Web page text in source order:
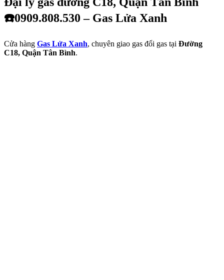
☎️0909.808.530 – Gas Lửa Xanh
Cửa hàng Gas Lửa Xanh, chuyên giao gas đổi gas tại Đường
C18, Quận Tân Bình.